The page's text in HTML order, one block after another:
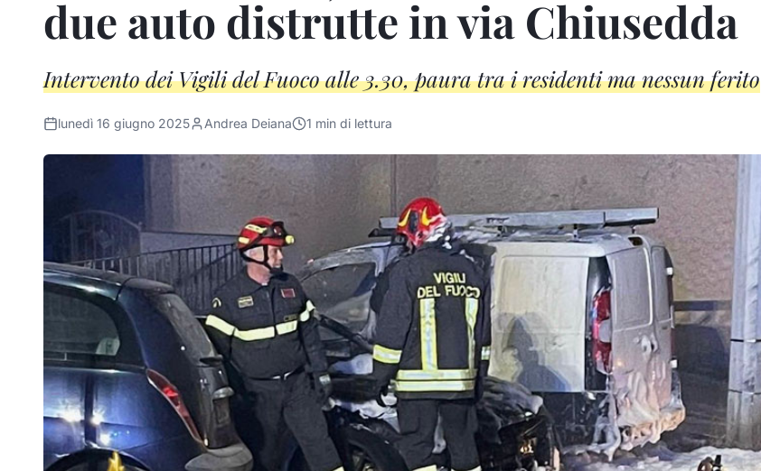
due auto distrutte in via Chiusedda
Intervento dei Vigili del Fuoco alle 3.30, paura tra i residenti ma nessun ferito
lunedì 16 giugno 2025 Andrea Deiana 1 min di lettura